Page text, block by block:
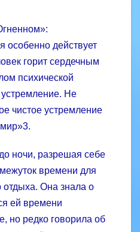
особенно действует
горит сердечным
психической
устремление. Не
чистое устремление
ночи, разрешая себе
времени для
отдыха. Она знала о
ей времени
но редко говорила об